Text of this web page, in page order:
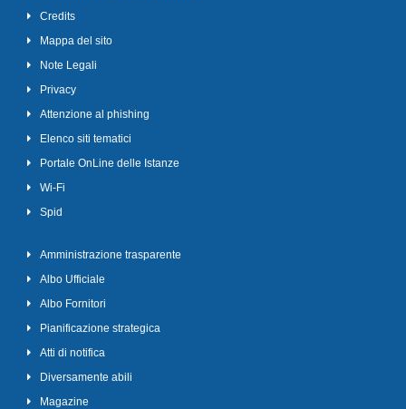
Credits
Mappa del sito
Note Legali
Privacy
Attenzione al phishing
Elenco siti tematici
Portale OnLine delle Istanze
Wi-Fi
Spid
Amministrazione trasparente
Albo Ufficiale
Albo Fornitori
Pianificazione strategica
Atti di notifica
Diversamente abili
Magazine